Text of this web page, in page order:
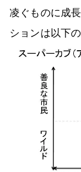
凌ぐものに成
ションは以下